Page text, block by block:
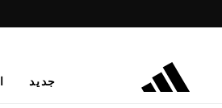
جديد